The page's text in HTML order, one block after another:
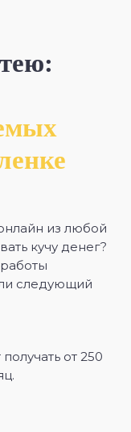
из любой
кучу денег?
следующий
от 250